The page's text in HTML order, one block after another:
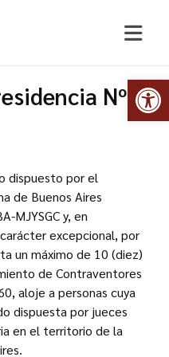
Nº
dispuesto por el
de Buenos Aires
MJYSGC y, en
excepcional, por
un máximo de 10 (diez)
de Contraventores
aloje a personas cuya
dispuesta por jueces
en el territorio de la